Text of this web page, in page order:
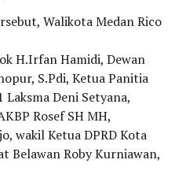
Walikota Medan Rico
H.Irfan Hamidi, Dewan
S.Pdi, Ketua Panitia
Deni Setyana,
Rosef SH MH,
wakil Ketua DPRD Kota
Belawan Roby Kurniawan,